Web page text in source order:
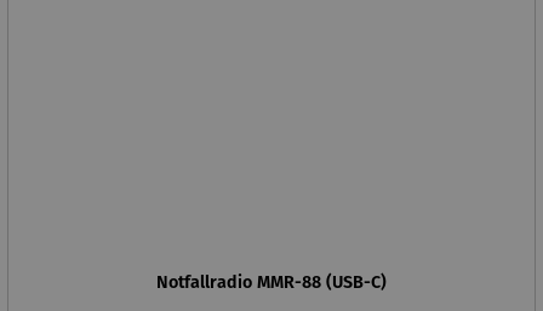
Notfallradio MMR-88 (USB-C)